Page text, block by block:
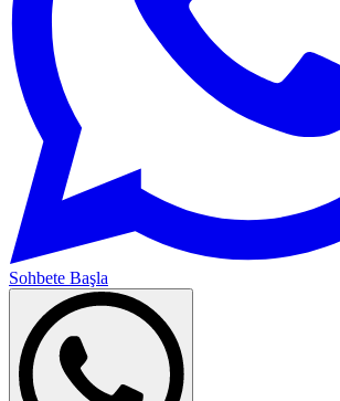
Sohbete Başla